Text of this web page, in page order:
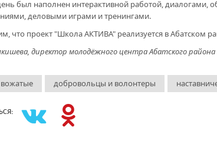
был наполнен интерактивной работой, диалогами,
деловыми играми и тренингами.
что проект "Школа АКТИВА" реализуется в Абатском
директор молодёжного центра Абатского района
вожатые добровольцы и волонтеры